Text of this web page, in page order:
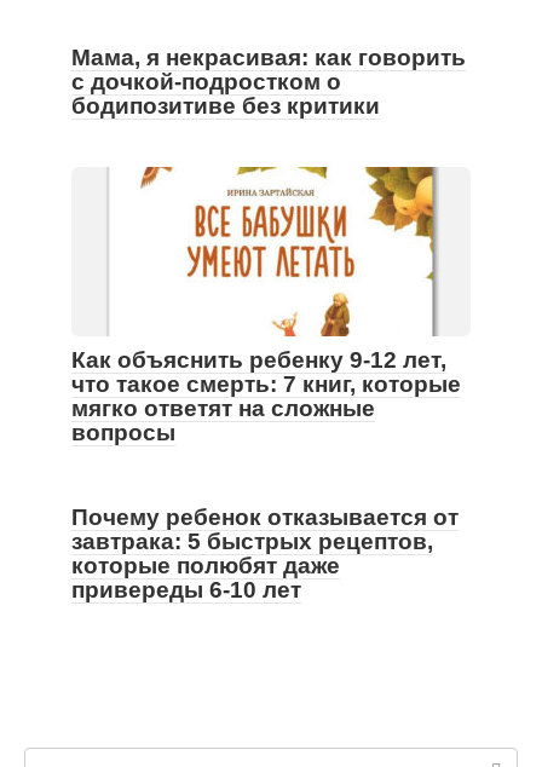
Мама, я некрасивая: как говорить
с дочкой-подростком о
бодипозитиве без критики
Как объяснить ребенку 9-12 лет,
что такое смерть: 7 книг, которые
мягко ответят на сложные
вопросы
Почему ребенок отказывается от
завтрака: 5 быстрых рецептов,
которые полюбят даже
привереды 6-10 лет